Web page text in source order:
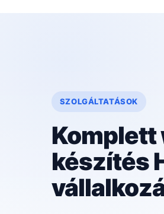
SZOLGÁLTATÁSOK
Komplett
készítés